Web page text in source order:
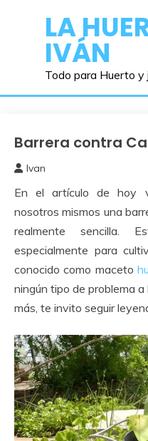
contenidoLA
IVÁN
Todo para Huerto y
Bricolaje
Barrera contra
abril,
2019
Ivan
En el artículo de hoy
nosotros mismos una
realmente sencilla.
especialmente para
conocido como maceto
ningún tipo de problema
más, te invito seguir